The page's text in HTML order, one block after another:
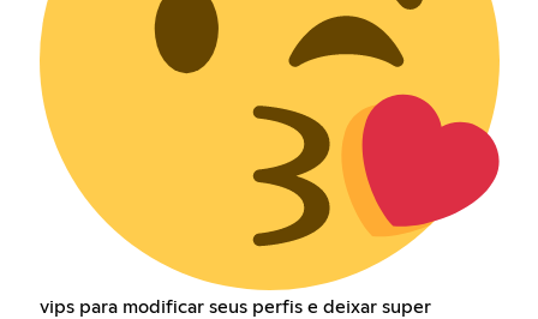
vips para modificar seus perfis e deixar super